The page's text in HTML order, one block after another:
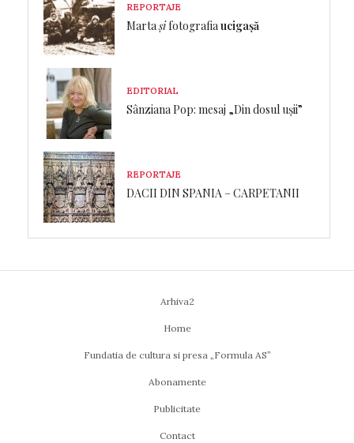
REPORTAJE
Martașifotografiaucigașă
EDITORIAL
Sânziana Pop: mesaj „Din dosul ușii”
REPORTAJE
DACII DIN SPANIA – CARPETANII
Arhiva2
Home
Fundatia de cultura si presa „Formula AS”
Abonamente
Publicitate
Contact